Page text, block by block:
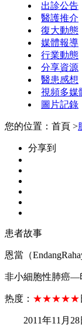
出診公告
醫護推介
復大動態
媒體報導
行業動態
分享資源
醫患感想
視頻多媒
圖片記錄
您的位置：首頁 >
分享到
患者故事
恩當（
非小細胞性肺癌—
热度： ★★★★★
2011年11 月 28